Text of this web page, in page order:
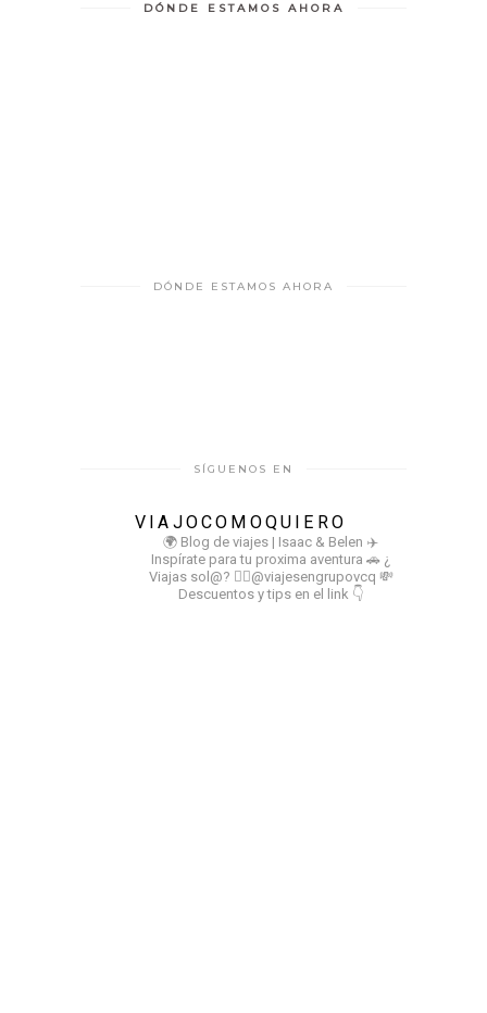
DÓNDE ESTAMOS AHORA
DÓNDE ESTAMOS AHORA
SÍGUENOS EN
VIAJOCOMOQUIERO
🌍 Blog de viajes | Isaac & Belen ✈️
Inspírate para tu proxima aventura 🚗 ¿
Viajas sol@? 👉🏻@viajesengrupovcq 💸
Descuentos y tips en el link 👇